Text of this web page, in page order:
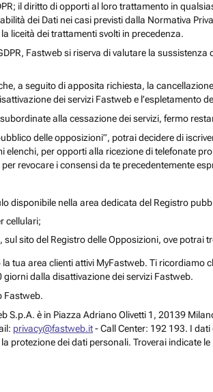
il diritto di opporti al loro trattamento in
dei Dati nei casi previsti dalla Normativa
liceità dei trattamenti svolti in precedenza.
Fastweb si riserva di valutare la
a seguito di apposita richiesta, la
dei servizi Fastweb e l’espletamento
alla cessazione dei servizi, fermo
delle opposizioni”, potrai decidere di
per opporti alla ricezione di telefonate
revocare i consensi da te precedentemente
disponibile nella area dedicata del Registro
cellulari;
sito del Registro delle Opposizioni, ove
area clienti attivi MyFastweb. Ti ricordiamo
dalla disattivazione dei servizi Fastweb.
Fastweb.
S.p.A. è in Piazza Adriano Olivetti 1, 20139
privacy@fastweb.it- Call Center: 192 193. I
protezione dei dati personali. Troverai indicate